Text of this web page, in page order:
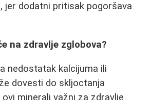
jer dodatni pritisak pogoršava
na zdravlje zglobova?
nedostatak kalcijuma ili
dovesti do skljoctanja
minerali važni za zdravlje